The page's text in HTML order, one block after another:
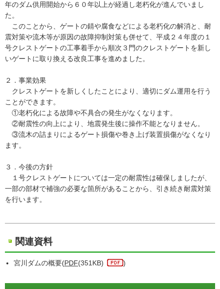
年のダム供用開始から６０年以上が経過し老朽化が進んでいまし
た。
このことから、ゲートの錆や腐食などによる老朽化の解消と、耐
震対策や流木等が原因の故障抑制対策も併せて、平成２４年度の１
号クレストゲートの工事着手から順次３門のクレストゲートを新し
いゲートに取り換える改良工事を進めました。
２．事業効果
クレストゲートを新しくしたことにより、適切にダム運用を行う
ことができます。
①老朽化による故障や不具合の発生がなくなります。
②耐震性の向上により、地震発生後に操作不能となりません。
③流木の詰まりによるゲート損傷や巻き上げ装置損傷がなくなり
ます。
３．今後の方針
１号クレストゲートについては一定の耐震性は確保しましたが、
一部の部材で補強の必要な箇所があることから、引き続き耐震対策
を行います。
関連資料
宮川ダムの概要(PDF(351KB) )